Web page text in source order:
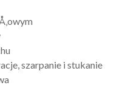
szarpanie i stukanie